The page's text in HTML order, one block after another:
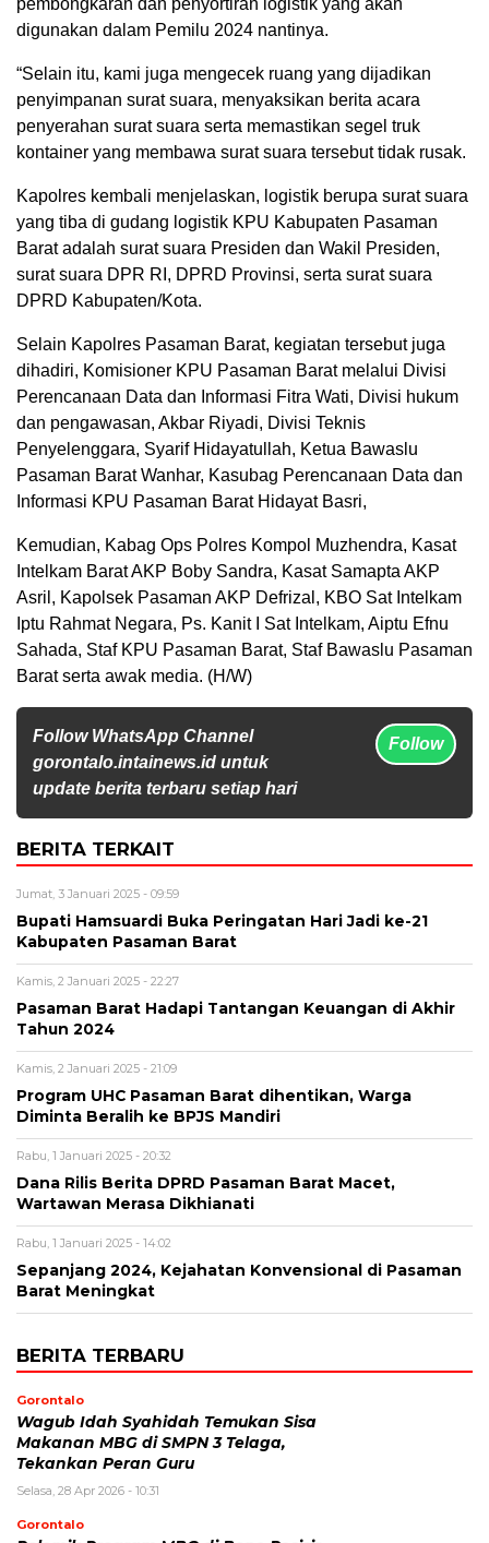
pembongkaran dan penyortiran logistik yang akan
digunakan dalam Pemilu 2024 nantinya.
“Selain itu, kami juga mengecek ruang yang dijadikan
penyimpanan surat suara, menyaksikan berita acara
penyerahan surat suara serta memastikan segel truk
kontainer yang membawa surat suara tersebut tidak rusak.
Kapolres kembali menjelaskan, logistik berupa surat suara
yang tiba di gudang logistik KPU Kabupaten Pasaman
Barat adalah surat suara Presiden dan Wakil Presiden,
surat suara DPR RI, DPRD Provinsi, serta surat suara
DPRD Kabupaten/Kota.
Selain Kapolres Pasaman Barat, kegiatan tersebut juga
dihadiri, Komisioner KPU Pasaman Barat melalui Divisi
Perencanaan Data dan Informasi Fitra Wati, Divisi hukum
dan pengawasan, Akbar Riyadi, Divisi Teknis
Penyelenggara, Syarif Hidayatullah, Ketua Bawaslu
Pasaman Barat Wanhar, Kasubag Perencanaan Data dan
Informasi KPU Pasaman Barat Hidayat Basri,
Kemudian, Kabag Ops Polres Kompol Muzhendra, Kasat
Intelkam Barat AKP Boby Sandra, Kasat Samapta AKP
Asril, Kapolsek Pasaman AKP Defrizal, KBO Sat Intelkam
Iptu Rahmat Negara, Ps. Kanit I Sat Intelkam, Aiptu Efnu
Sahada, Staf KPU Pasaman Barat, Staf Bawaslu Pasaman
Barat serta awak media. (H/W)
Follow WhatsApp Channel
gorontalo.intainews.id untuk
update berita terbaru setiap hari
Follow
BERITA TERKAIT
Jumat, 3 Januari 2025 - 09:59
Bupati Hamsuardi Buka Peringatan Hari Jadi ke-21
Kabupaten Pasaman Barat
Kamis, 2 Januari 2025 - 22:27
Pasaman Barat Hadapi Tantangan Keuangan di Akhir
Tahun 2024
Kamis, 2 Januari 2025 - 21:09
Program UHC Pasaman Barat dihentikan, Warga
Diminta Beralih ke BPJS Mandiri
Rabu, 1 Januari 2025 - 20:32
Dana Rilis Berita DPRD Pasaman Barat Macet,
Wartawan Merasa Dikhianati
Rabu, 1 Januari 2025 - 14:02
Sepanjang 2024, Kejahatan Konvensional di Pasaman
Barat Meningkat
BERITA TERBARU
Gorontalo
Wagub Idah Syahidah Temukan Sisa
Makanan MBG di SMPN 3 Telaga,
Tekankan Peran Guru
Selasa, 28 Apr 2026 - 10:31
Gorontalo